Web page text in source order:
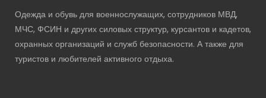
Одежда и обувь для военнослужащих, сотрудников МВД,
МЧС, ФСИН и других силовых структур, курсантов и кадетов,
охранных организаций и служб безопасности. А также для
туристов и любителей активного отдыха.